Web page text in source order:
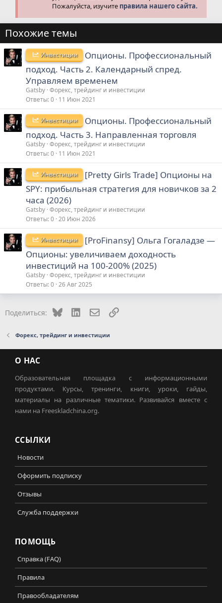
Пожалуйста, изучите правила нашего сайта.
Похожие темы
Инвестиции
Опционы. Профессиональный
подход. Часть 2. Календарный спред.
Управляем временем
Gatsby Форекс, трейдинг и инвестиции
Ответы 0 11 Июн 2021
Инвестиции
Опционы. Профессиональный
подход. Часть 3. Направленная торговля
Gatsby Форекс, трейдинг и инвестиции
Ответы 0 11 Июн 2021
Инвестиции
[Pretty Girls Trade] Опционы на
SPY: прибыльная стратегия для новичков за 2
часа (2026)
Gatsby Форекс, трейдинг и инвестиции
Ответы 0 20 Июн 2026
Инвестиции
[ProFinansy] Ольга Гогаладзе ―
Опционы: увеличиваем доходность
инвестиций на 100-200% (2025)
Gatsby Форекс, трейдинг и инвестиции
Ответы 0 26 Авг 2025
Поделиться: Bluesky LinkedInЭлектронная почта
Ссылка
Форекс, трейдинг и инвестиции
О НАС
Образовательная площадка с информационными
продуктами. Курсы, тренинги, книги, уроки, гайды,
материалы на различные тематики. Развивайся вместе с
нами на Freeskladchina.org.
ССЫЛКИ
Новости
Оформить подписку
Отзывы
Служба поддержки
ПОМОЩЬ
Справка (FAQ)
Правила
Правообладателям